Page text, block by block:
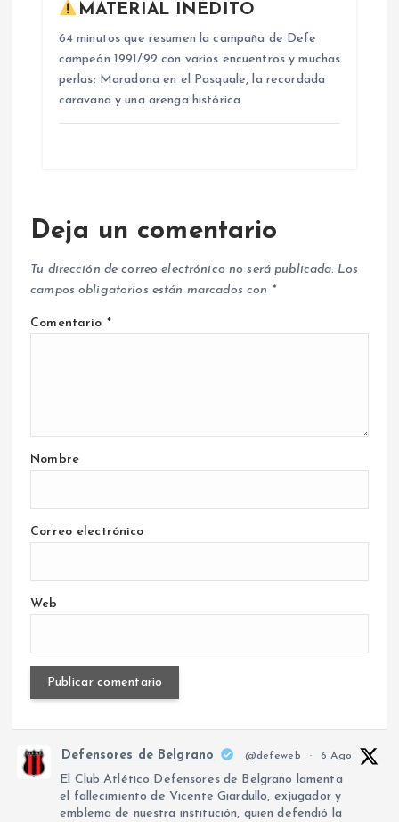
MATERIAL INÉDITO
64 minutos que resumen la campaña de Defe
campeón 1991/92 con varios encuentros y muchas
perlas: Maradona en el Pasquale, la recordada
caravana y una arenga histórica.
Deja un comentario
Tu dirección de correo electrónico no será publicada. Los
campos obligatorios están marcados con *
Comentario *
Nombre
Correo electrónico
Web
Defensores de Belgrano @defeweb · 6 Ago
El Club Atlético Defensores de Belgrano lamenta
el fallecimiento de Vicente Giardullo, exjugador y
emblema de nuestra institución, quien defendió la